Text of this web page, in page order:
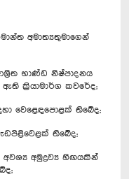
අමාත්‍යතුමාගෙන්
භාණ්ඩ නිෂ්පාදනය
ක්‍රියාමාර්ග කවරේද;
තිබේද;
තිබේද;
අමුද්‍රව්‍ය හිඟයකින්